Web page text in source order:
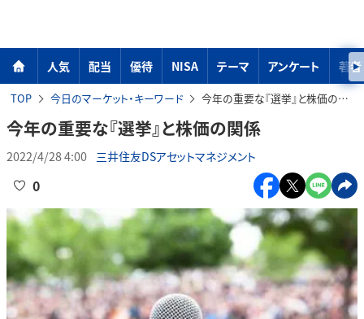
人気 配当 優待 NISA テーマ アンケート 著者
TOP 今日のマーケット・キーワード 今年の重要な『選挙』と株価の関係
今年の重要な『選挙』と株価の関係
2022/4/28 4:00 三井住友DSアセットマネジメント
0